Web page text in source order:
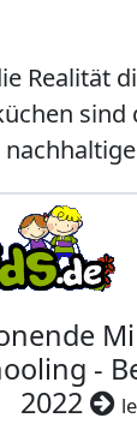
Realität
-
2022